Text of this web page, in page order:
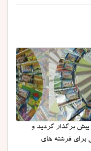
پیش برگذار گردید و
برای فرشته های